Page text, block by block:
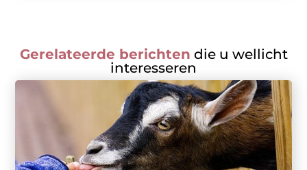
Gerelateerde berichten die u wellicht
interesseren